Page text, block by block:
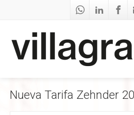
Nueva Tarifa Zehnder